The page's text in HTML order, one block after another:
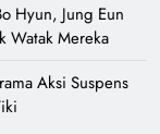
Hyun, Jung Eun
Watak Mereka
Aksi Suspens